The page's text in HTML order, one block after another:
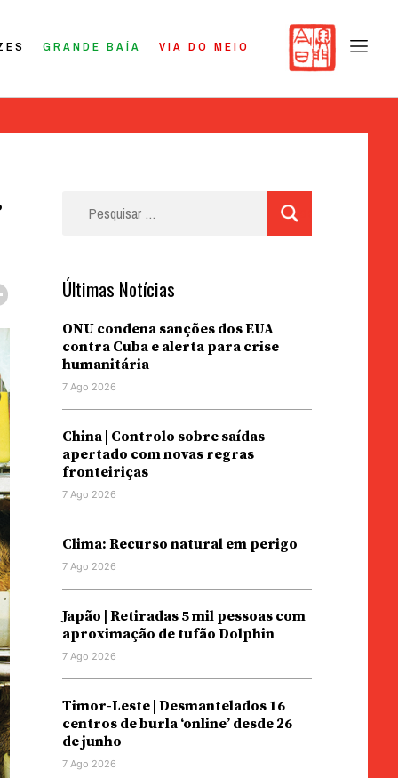
GRANDE BAÍA VIA DO MEIO
Últimas Notícias
ONU condena sanções dos EUA
contra Cuba e alerta para crise
humanitária
7 Ago 2026
China | Controlo sobre saídas
apertado com novas regras
fronteiriças
7 Ago 2026
Clima: Recurso natural em perigo
7 Ago 2026
Japão | Retiradas 5 mil pessoas com
aproximação de tufão Dolphin
7 Ago 2026
Timor-Leste | Desmantelados 16
centros de burla ‘online’ desde 26
de junho
7 Ago 2026